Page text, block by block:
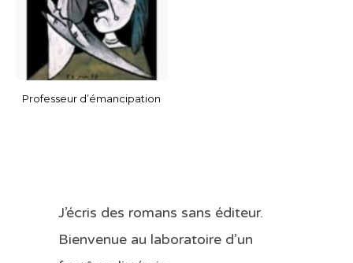
Professeur d’émancipation
J’écris des romans sans éditeur.
Bienvenue au laboratoire d’un